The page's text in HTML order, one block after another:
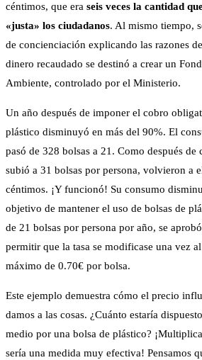
céntimos, que era seis veces la cantidad
«justa» los ciudadanos. Al mismo tiempo,
de concienciación explicando las razones
dinero recaudado se destinó a crear un
Ambiente, controlado por el Ministerio.
Un año después de imponer el cobro
plástico disminuyó en más del 90%. El
pasó de 328 bolsas a 21. Como después de
subió a 31 bolsas por persona, volvieron a
céntimos. ¡Y funcionó! Su consumo
objetivo de mantener el uso de bolsas de
de 21 bolsas por persona por año, se
permitir que la tasa se modificase una vez
máximo de 0.70€ por bolsa.
Este ejemplo demuestra cómo el precio
damos a las cosas. ¿Cuánto estaría
medio por una bolsa de plástico?
sería una medida muy efectiva! Pensamos